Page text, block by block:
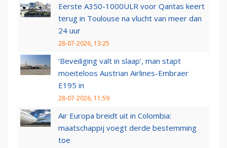
Eerste A350-1000ULR voor Qantas keert
terug in Toulouse na vlucht van meer dan
24 uur
28-07-2026, 13:25
‘Beveiliging valt in slaap’, man stapt
moeiteloos Austrian Airlines-Embraer
E195 in
28-07-2026, 11:59
Air Europa breidt uit in Colombia:
maatschappij voegt derde bestemming
toe